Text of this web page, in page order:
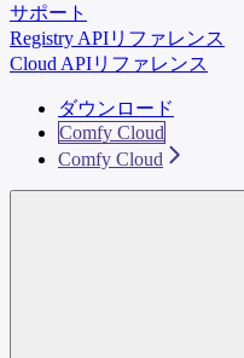
サポート
Registry APIリファレンス
Cloud APIリファレンス
ダウンロード
Comfy Cloud
Comfy Cloud